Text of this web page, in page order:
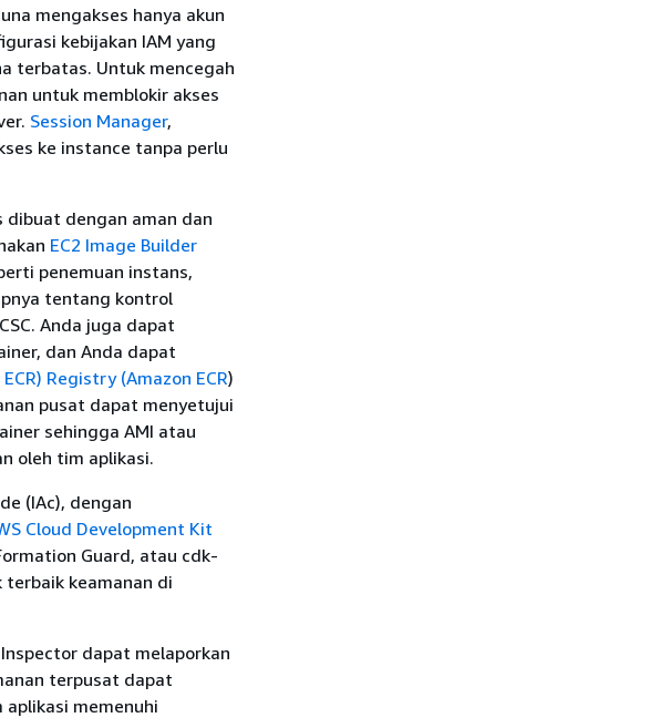
mengakses hanya akun
kebijakan IAM yang
terbatas. Untuk mencegah
untuk memblokir akses
Session Manager,
ke instance tanpa perlu
dibuat dengan aman dan
EC2 Image Builder
penemuan instans,
tentang kontrol
Anda juga dapat
dan Anda dapat
Registry (Amazon ECR)
pusat dapat menyetujui
sehingga AMI atau
oleh tim aplikasi.
(IAc), dengan
Cloud Development Kit
Guard, atau cdk-
keamanan di
dapat melaporkan
terpusat dapat
memenuhi